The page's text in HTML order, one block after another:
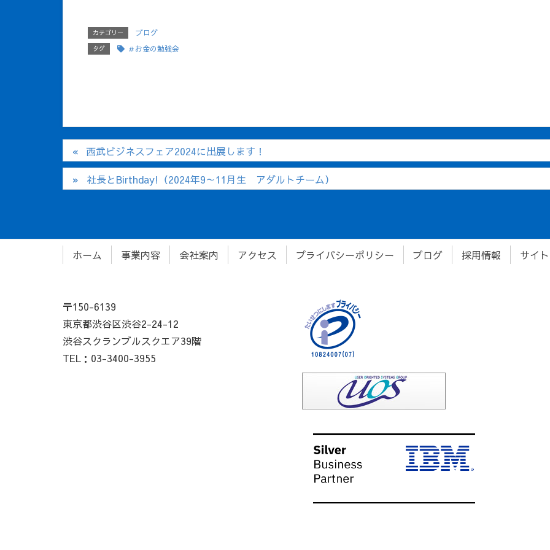
カテゴリー ブログ
タグ ＃お金の勉強会
西武ビジネスフェア2024に出展します！
社長とBirthday!（2024年9～11月生 アダルトチーム）
ホーム 事業内容 会社案内 アクセス プライバシーポリシー ブログ 採用情報 サイ
〒150-6139
東京都渋谷区渋谷2-24-12
渋谷スクランブルスクエア39階
TEL：03-3400-3955